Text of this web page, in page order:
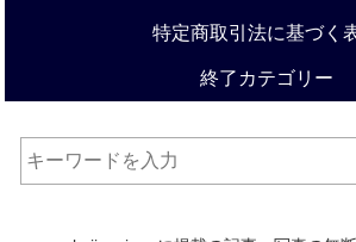
特定商取引法に基づく
終了カテゴリー